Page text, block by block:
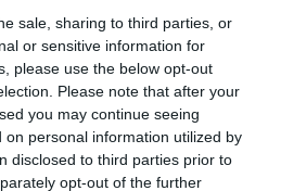
sale, sharing to third parties, or
or sensitive information for
please use the below opt-out
Please note that after your
you may continue seeing
on personal information utilized by
disclosed to third parties prior to
opt-out of the further
«τέλειωσε» τον
τον ΣΚΑΪ – Ο λόγος της